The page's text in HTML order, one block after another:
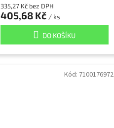
335,27 Kč bez DPH
405,68 Kč / ks
DO KOŠÍKU
Kód: 7100176972